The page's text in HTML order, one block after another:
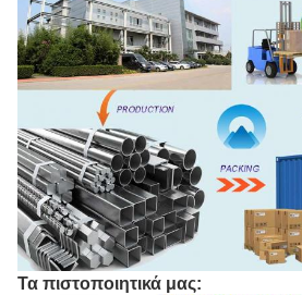
Τα πιστοποιητικά μας: